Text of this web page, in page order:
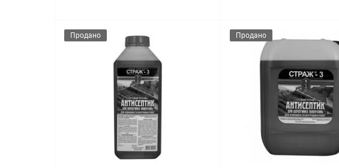
Продано Продано